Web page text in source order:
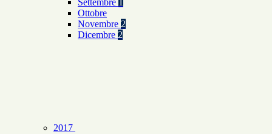
Settembre 1
Ottobre
Novembre 2
Dicembre 2
2017